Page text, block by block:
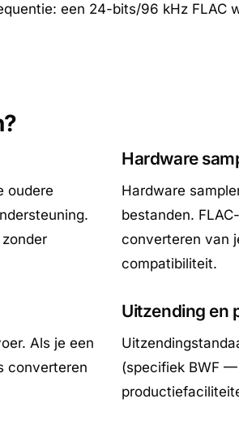
een 24-bits/96 kHz FLAC
oudere
Als je een
converteren
Hardware
Hardware
bestanden.
converteren van
compatibiliteit.
Uitzending en
(specifiek BWF